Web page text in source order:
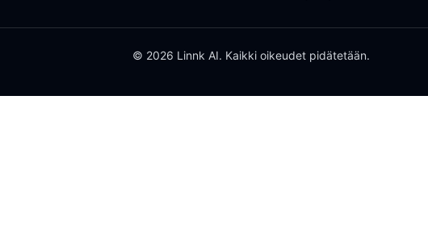
© 2026 Linnk AI. Kaikki oikeudet pidätetään.